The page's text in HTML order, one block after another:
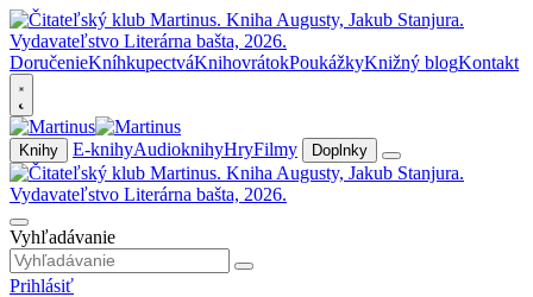
DoručenieKníhkupectváKnihovrátokPoukážkyKnižný blogKontakt
Knihy E-knihyAudioknihyHryFilmy Doplnky
Vyhľadávanie
Prihlásiť